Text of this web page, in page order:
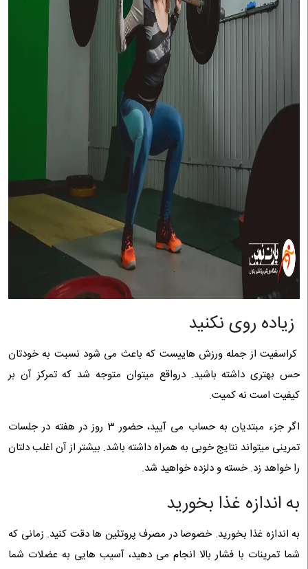
زیاده روی نکنید
کراسفیت از جمله ورزش هاییست که باعث می شود نسبت به خودتان
حس بهتری داشته باشید. درواقع میتوان متوجه شد که تمرکز آن بر
کیفیت است نه کمیت.
اگر جزء مبتدیان به حساب می آیید، حضور 3 روز در هفته در جلسات
تمرینی میتواند نتایج خوبی به همراه داشته باشد. بیشتر از آن اغلب دلتان
را خواهد زد. خسته و دلزده خواهید شد.
به اندازه غذا بخورید
به اندازه غذا بخورید. خصوصا در مصرف پروتئین ها دقت کنید. زمانی که
شما تمرینات با فشار بالا انجام می دهید، آسیب هایی به عضلات شما